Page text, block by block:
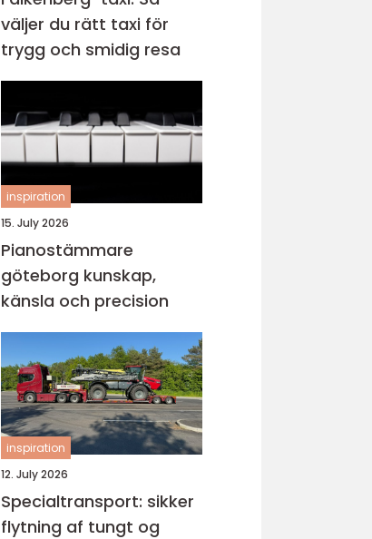
väljer du rätt taxi för
trygg och smidig resa
inspiration
15. July 2026
Pianostämmare
göteborg kunskap,
känsla och precision
inspiration
12. July 2026
Specialtransport: sikker
flytning af tungt og